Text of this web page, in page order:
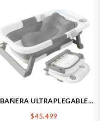
BAÑERA ULTRAPLEGABLE
CON REDUCTOR ACOLCH
$45.499